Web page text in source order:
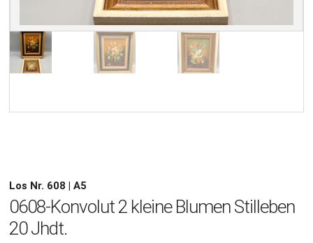
Los Nr. 608 | A5
0608-Konvolut 2 kleine Blumen Stilleben
20 Jhdt.